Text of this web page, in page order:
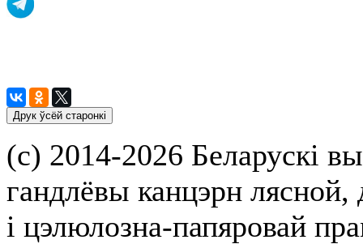
(с) 2014-2026 Беларускі
гандлёвы канцэрн лясной,
і цэлюлозна-папяровай